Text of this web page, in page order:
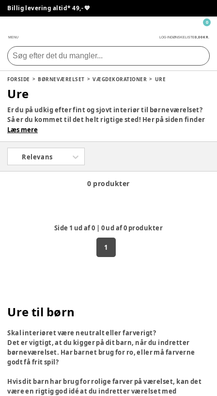
Billig levering altid* 49,- 💙
MENU LOG INDØNSKELISTE0,00 KR.
0
FORSIDE BØRNEVÆRELSET VÆGDEKORATIONER URE
Ure
Er du på udkig efter fint og sjovt interiør til børneværelset?
Så er du kommet til det helt rigtige sted! Her på siden finder
du vores store udvalg af interiør, der er med til at skabe de
masser af farver eller afdæmpede farver, så finder du helt
sikkert noget, der passer til dit barns værelse. God
fornøjelse!
Læs mere
Relevans
0 produkter
Side 1 ud af0 | 0ud af0 produkter
1
Ure til børn
Skal interiøret være neutralt eller farverigt?
Det er vigtigt, at du kigger på dit barn, når du indretter
børneværelset. Har barnet brug for ro, eller må farverne
godt få frit spil?
Hvis dit barn har brug for rolige farver på værelset, kan det
være en rigtig god idé at du indretter værelset med